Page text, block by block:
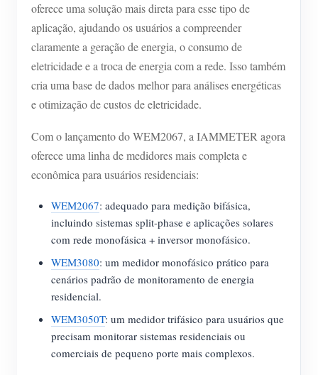
oferece uma solução mais direta para esse tipo de
aplicação, ajudando os usuários a compreender
claramente a geração de energia, o consumo de
eletricidade e a troca de energia com a rede. Isso também
cria uma base de dados melhor para análises energéticas
e otimização de custos de eletricidade.
Com o lançamento do WEM2067, a IAMMETER agora
oferece uma linha de medidores mais completa e
econômica para usuários residenciais:
WEM2067: adequado para medição bifásica,
incluindo sistemas split-phase e aplicações solares
com rede monofásica + inversor monofásico.
WEM3080: um medidor monofásico prático para
cenários padrão de monitoramento de energia
residencial.
WEM3050T: um medidor trifásico para usuários que
precisam monitorar sistemas residenciais ou
comerciais de pequeno porte mais complexos.